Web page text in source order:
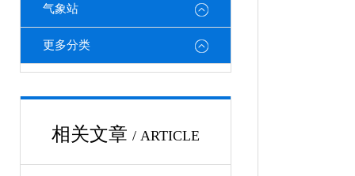
气象站
更多分类
相关文章 / ARTICLE